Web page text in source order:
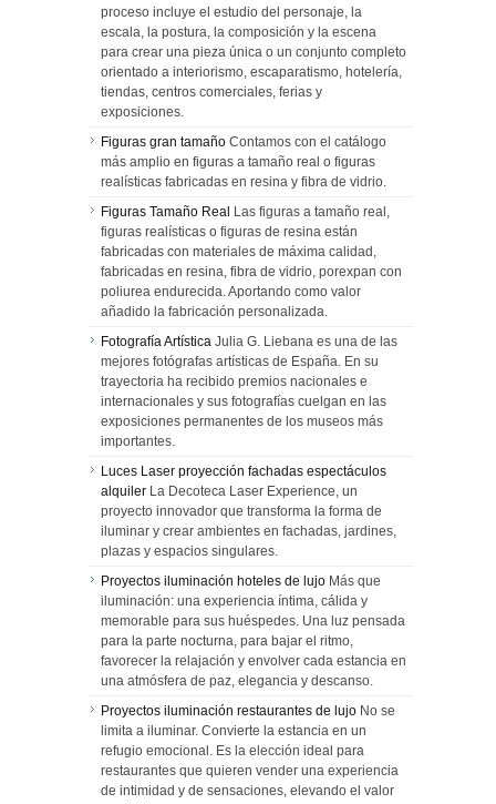
proceso incluye el estudio del personaje, la
escala, la postura, la composición y la escena
para crear una pieza única o un conjunto completo
orientado a interiorismo, escaparatismo, hotelería,
tiendas, centros comerciales, ferias y
exposiciones.
Figuras gran tamaño Contamos con el catálogo
más amplio en figuras a tamaño real o figuras
realísticas fabricadas en resina y fibra de vidrio.
Figuras Tamaño Real Las figuras a tamaño real,
figuras realísticas o figuras de resina están
fabricadas con materiales de máxima calidad,
fabricadas en resina, fibra de vidrio, porexpan con
poliurea endurecida. Aportando como valor
añadido la fabricación personalizada.
Fotografía Artística Julia G. Liebana es una de las
mejores fotógrafas artísticas de España. En su
trayectoria ha recibido premios nacionales e
internacionales y sus fotografías cuelgan en las
exposiciones permanentes de los museos más
importantes.
Luces Laser proyección fachadas espectáculos
alquiler La Decoteca Laser Experience, un
proyecto innovador que transforma la forma de
iluminar y crear ambientes en fachadas, jardines,
plazas y espacios singulares.
Proyectos iluminación hoteles de lujo Más que
iluminación: una experiencia íntima, cálida y
memorable para sus huéspedes. Una luz pensada
para la parte nocturna, para bajar el ritmo,
favorecer la relajación y envolver cada estancia en
una atmósfera de paz, elegancia y descanso.
Proyectos iluminación restaurantes de lujo No se
limita a iluminar. Convierte la estancia en un
refugio emocional. Es la elección ideal para
restaurantes que quieren vender una experiencia
de intimidad y de sensaciones, elevando el valor